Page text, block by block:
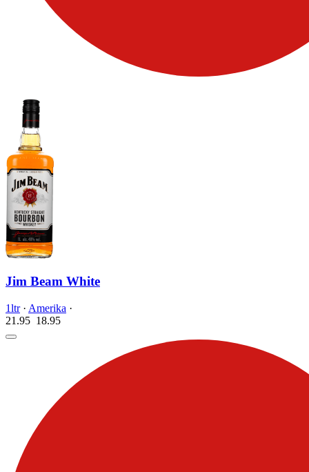
Jim Beam White
1ltr· Amerika ·
21.95 18.95